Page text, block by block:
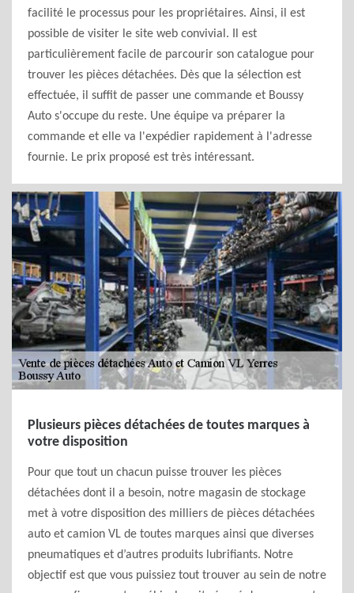
facilité le processus pour les propriétaires. Ainsi, il est
possible de visiter le site web convivial. Il est
particulièrement facile de parcourir son catalogue pour
trouver les pièces détachées. Dès que la sélection est
effectuée, il suffit de passer une commande et Boussy
Auto s'occupe du reste. Une équipe va préparer la
commande et elle va l'expédier rapidement à l'adresse
fournie. Le prix proposé est très intéressant.
Plusieurs pièces détachées de toutes marques à
votre disposition
Pour que tout un chacun puisse trouver les pièces
détachées dont il a besoin, notre magasin de stockage
met à votre disposition des milliers de pièces détachées
auto et camion VL de toutes marques ainsi que diverses
pneumatiques et d’autres produits lubrifiants. Notre
objectif est que vous puissiez tout trouver au sein de notre